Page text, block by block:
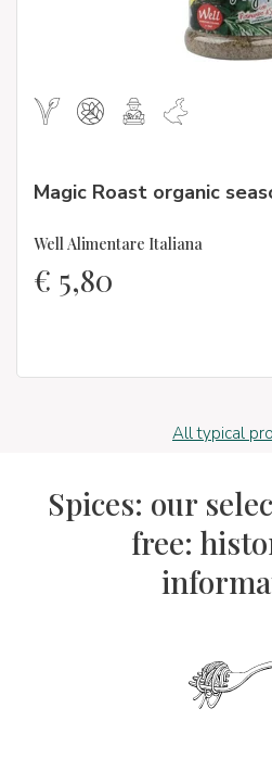
Magic Roast organic
Well Alimentare Italiana
€ 5,80
All typical
Spices: our
free: